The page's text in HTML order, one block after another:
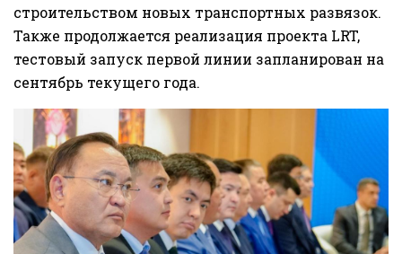
строительством новых транспортных развязок.
Также продолжается реализация проекта LRT,
тестовый запуск первой линии запланирован на
сентябрь текущего года.